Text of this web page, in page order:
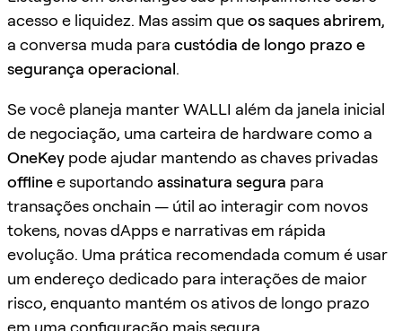
acesso e liquidez. Mas assim queos saques abrirem,
a conversa muda para custódia de longo prazo e
segurança operacional.
Se você planeja manter WALLI além da janela inicial
de negociação, uma carteira de hardware como a
OneKey pode ajudar mantendo as chaves privadas
offlinee suportando assinatura segura para
transações onchain — útil ao interagir com novos
tokens, novas dApps e narrativas em rápida
evolução. Uma prática recomendada comum é usar
um endereço dedicado para interações de maior
risco, enquanto mantém os ativos de longo prazo
em uma configuração mais segura.